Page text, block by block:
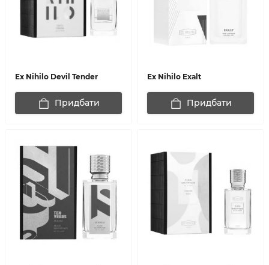
Ex Nihilo Devil Tender
Придбати
Ex Nihilo Exalt
Придбати